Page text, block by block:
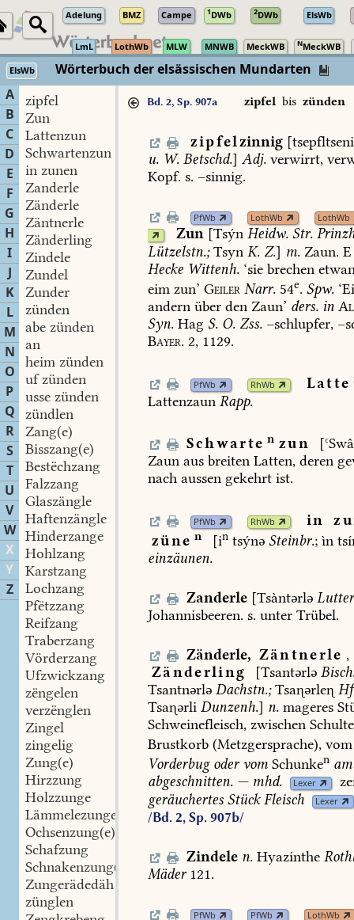
Adelung BMZ Campe 1DWb 2DWb ElsWb
LmL LothWb MLW MNWB MeckWB NMeckWB
ElsWb
Wörterbuch der elsässischen Mundarten
A
B
C
D
E
F
G
H
I
J
K
L
M
N
O
P
Q
R
S
T
U
V
W
X
Y
Z
zipfel
Zun
Lattenzun
Schwartenzun
in zunen
Zanderle
Zänderle
Zäntnerle
Zänderling
Zindele
Zundel
Zunder
zünden
abe zünden
an
heim zünden
uf zünden
usse zünden
zündlen
Zang(e)
Bisszang(e)
Bestëchzang
Falzzang
Glaszängle
Haftenzängle
Hinderzange
Hohlzang
Karstzang
Lochzang
Pfëtzzang
Reifzang
Traberzang
Vörderzang
Ufzwickzang
zëngelen
verzënglen
Zingel
zingelig
Zung(e)
Hirzzung
Holzzunge
Lämmelezungen
Ochsenzung(e)
Schafzung
Schnakenzung(e)
Zungerädedäh
zünglen
Bd. 2, Sp. 907a zipfel bis zünden
zipfelzinnig
u. W. Betschd.] Adj. verwirrt,
Kopf. s. –sinnig.
PfWb LothWb LothWb
Zun [Tsýn Heidw. Str.
Lützelstn.;Tsyn K. Z.] m. Zaun. E
Hecke Wittenh. ‘sie brechen
eim zun’ Geiler Narr. 54e. Spw.
andern über den Zaun’ ders. in
Syn. Hag S. O. Zss. –schlupfer,
Bayer. 2, 1129.
PfWb RhWb Latte
Lattenzaun Rapp.
Schwarte n zun
Zaun aus breiten Latten, deren
nach aussen gekehrt ist.
PfWb RhWb in
züne n [intsýnə Steinbr.;ìn
einzäunen.
Zanderle [Tsàntərlə
Johannisbeeren. s. unter Trübel.
Zänderle, Zäntnerle ,
Zänderling
[Tsantərlə
Tsantnərlə Dachstn.;Tsaərle
Tsaərli Dunzenh.] n. mageres
Schweinefleisch, zwischen
Brustkorb (Metzgersprache), vom
Vorderbugodervom Schunken am
abgeschnitten. —mhd. Lexer
geräuchertes StückFleisch Lexer
/Bd. 2, Sp. 907b/
Zindele n. Hyazinthe
Mäder121.
PfWb PfWb LothWb